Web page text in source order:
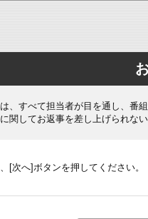
、すべて担当者が目を通し、番
関してお返事を差し上げられな
[次へ]ボタンを押してください。